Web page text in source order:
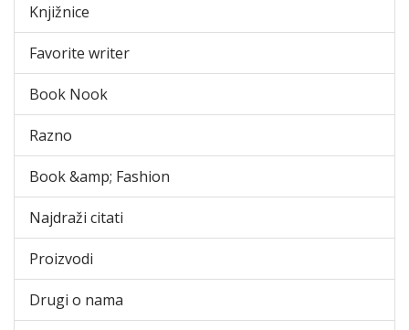
Knjižnice
Favorite writer
Book Nook
Razno
Book &amp; Fashion
Najdraži citati
Proizvodi
Drugi o nama